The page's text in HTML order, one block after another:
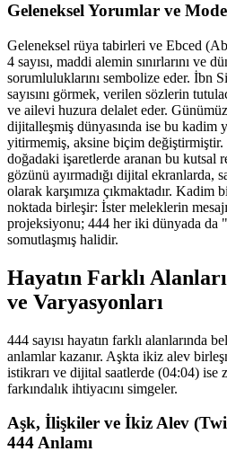
Geleneksel Yorumlar ve
Geleneksel rüya tabirleri ve Ebced
4 sayısı, maddi alemin sınırlarını ve
sorumluluklarını sembolize eder. İbn
sayısını görmek, verilen sözlerin
ve ailevi huzura delalet eder.
dijitalleşmiş dünyasında ise bu kadim
yitirmemiş, aksine biçim
doğadaki işaretlerde aranan bu kutsal
gözünü ayırmadığı dijital ekranlarda,
olarak karşımıza çıkmaktadır.
noktada birleşir: İster meleklerin
projeksiyonu; 444 her iki dünyada da
somutlaşmış halidir.
Hayatın Farklı
ve Varyasyonları
444 sayısı hayatın farklı alanlarında
anlamlar kazanır. Aşkta ikiz alev
istikrarı ve dijital saatlerde (04:04) ise
farkındalık ihtiyacını simgeler.
Aşk, İlişkiler ve İkiz Alev
444 Anlamı